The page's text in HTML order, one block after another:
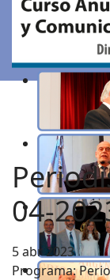
04-
5 abr 2023
Programa: